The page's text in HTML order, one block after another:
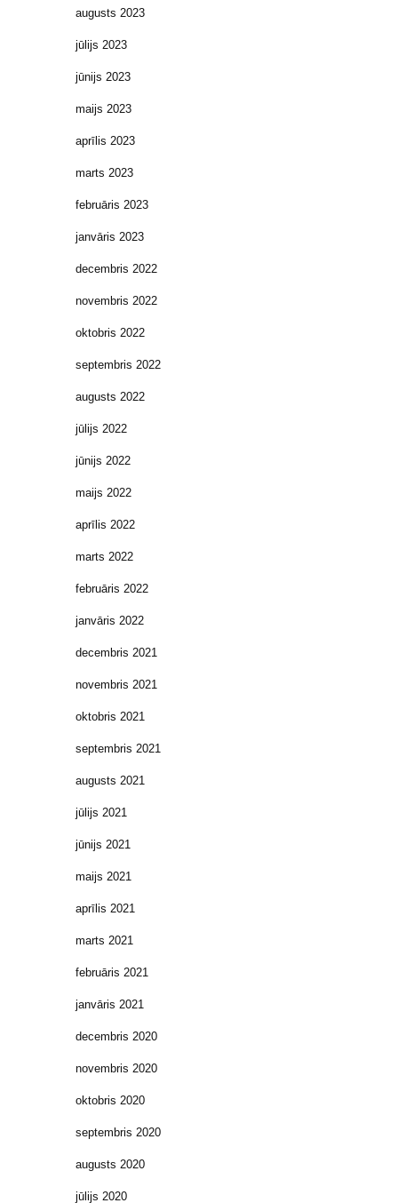
augusts 2023
jūlijs 2023
jūnijs 2023
maijs 2023
aprīlis 2023
marts 2023
februāris 2023
janvāris 2023
decembris 2022
novembris 2022
oktobris 2022
septembris 2022
augusts 2022
jūlijs 2022
jūnijs 2022
maijs 2022
aprīlis 2022
marts 2022
februāris 2022
janvāris 2022
decembris 2021
novembris 2021
oktobris 2021
septembris 2021
augusts 2021
jūlijs 2021
jūnijs 2021
maijs 2021
aprīlis 2021
marts 2021
februāris 2021
janvāris 2021
decembris 2020
novembris 2020
oktobris 2020
septembris 2020
augusts 2020
jūlijs 2020